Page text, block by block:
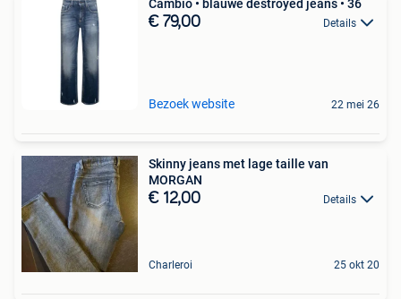
Cambio • blauwe destroyed jeans • 36
€ 79,00 Details
Bezoek website 22 mei 26
Skinny jeans met lage taille van
MORGAN
€ 12,00 Details
Charleroi 25 okt 20